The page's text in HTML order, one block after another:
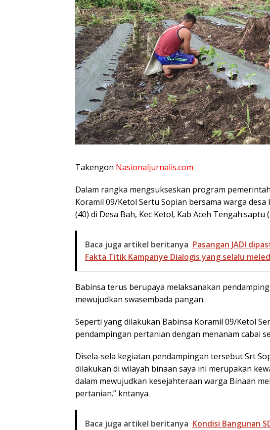
Takengon Nasionaljurnalis.com
Dalam rangka mengsukseskan program
Koramil 09/Ketol Sertu Sopian bersama warga
(40) di Desa Bah, Kec Ketol, Kab Aceh Tengah.saptu
Baca juga artikel beritanya Pasangan JADI
Fakta Titik Kampanye Dialogis yang selalu
Babinsa terus berupaya melaksanakan
mewujudkan swasembada pangan.
Seperti yang dilakukan Babinsa Koramil 09/Ketol
pendampingan pertanian dengan menanam cabai
Disela-sela kegiatan pendampingan tersebut Srt
dilakukan di wilayah binaan saya ini merupakan
dalam mewujudkan kesejahteraan warga Binaan
pertanian.” kntanya.
Baca juga artikel beritanya Kondisi Bangunan